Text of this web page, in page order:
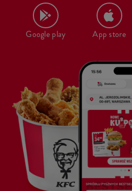
Google play App store